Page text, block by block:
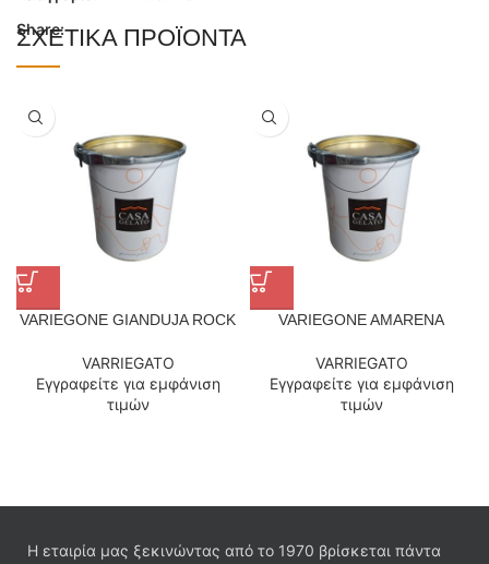
Share:
ΣΧΕΤΙΚΆ ΠΡΟΪΌΝΤΑ
VARIEGONE GIANDUJA ROCK
VARRIEGATO
Εγγραφείτε για εμφάνιση
τιμών
VARIEGONE AMARENA
VARRIEGATO
Εγγραφείτε για εμφάνιση
τιμών
Η εταιρία μας ξεκινώντας από το 1970 βρίσκεται πάντα